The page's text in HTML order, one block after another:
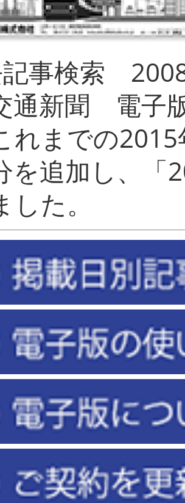
事検索
通新聞 電子
れまでの
を追加し、「
まし